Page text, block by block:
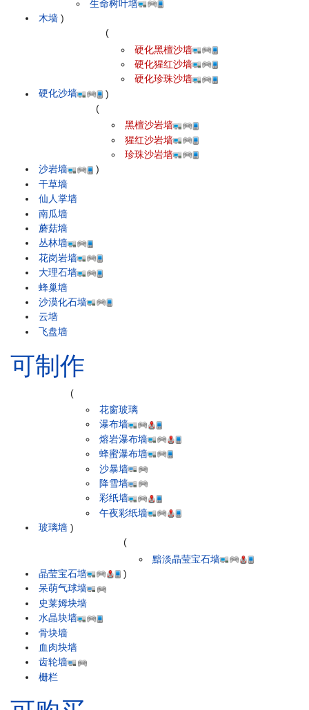
木墙
生命树叶墙
)
硬化沙墙
(
硬化黑檀沙墙
硬化猩红沙墙
硬化珍珠沙墙
)
沙岩墙
(
黑檀沙岩墙
猩红沙岩墙
珍珠沙岩墙
)
干草墙
仙人掌墙
南瓜墙
蘑菇墙
丛林墙
花岗岩墙
大理石墙
蜂巢墙
沙漠化石墙
云墙
飞盘墙
可制作
玻璃墙
(
花窗玻璃
瀑布墙
熔岩瀑布墙
蜂蜜瀑布墙
沙暴墙
降雪墙
彩纸墙
午夜彩纸墙
)
晶莹宝石墙
(
黯淡晶莹宝石墙
)
呆萌气球墙
史莱姆块墙
水晶块墙
骨块墙
血肉块墙
齿轮墙
栅栏